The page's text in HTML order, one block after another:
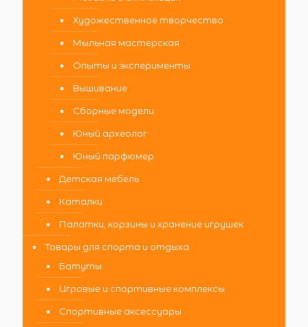
Художественное творчество
Мыльная мастерская
Опыты и эксперименты
Вышивание
Сборные модели
Юный археолог
Юный парфюмер
Детская мебель
Каталки
Палатки, корзины и хранение игрушек
Товары для спорта и отдыха
Батуты
Игровые и спортивные комплексы
Спортивные аксессуары